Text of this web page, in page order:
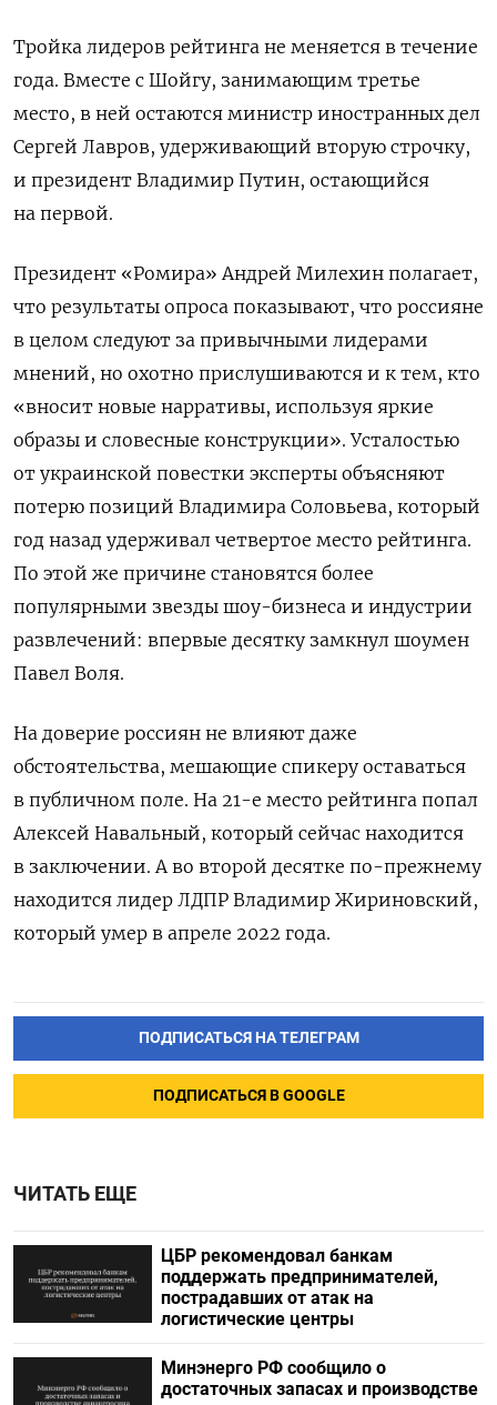
Тройка лидеров рейтинга не меняется в течение
года. Вместе с Шойгу, занимающим третье
место, в ней остаются министр иностранных дел
Сергей Лавров, удерживающий вторую строчку,
и президент Владимир Путин, остающийся
на первой.
Президент «Ромира» Андрей Милехин полагает,
что результаты опроса показывают, что россияне
в целом следуют за привычными лидерами
мнений, но охотно прислушиваются и к тем, кто
«вносит новые нарративы, используя яркие
образы и словесные конструкции». Усталостью
от украинской повестки эксперты объясняют
потерю позиций Владимира Соловьева, который
год назад удерживал четвертое место рейтинга.
По этой же причине становятся более
популярными звезды шоу-бизнеса и индустрии
развлечений: впервые десятку замкнул шоумен
Павел Воля.
На доверие россиян не влияют даже
обстоятельства, мешающие спикеру оставаться
в публичном поле. На 21-е место рейтинга попал
Алексей Навальный, который сейчас находится
в заключении. А во второй десятке по-прежнему
находится лидер ЛДПР Владимир Жириновский,
который умер в апреле 2022 года.
ПОДПИСАТЬСЯ НА ТЕЛЕГРАМ
ПОДПИСАТЬСЯ В GOOGLE
ЧИТАТЬ ЕЩЕ
ЦБР рекомендовал банкам
поддержать предпринимателей,
пострадавших от атак на
логистические центры
Минэнерго РФ сообщило о
достаточных запасах и производстве